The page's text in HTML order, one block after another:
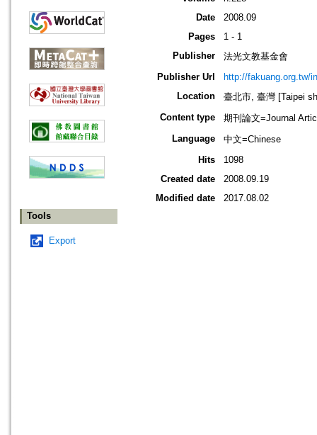
Tools
Export
Date
2008.09
Pages
1 - 1
Publisher
法光文教基金會
Publisher Url
http://fakuang.org.tw/
Location
臺北市, 臺灣 [Taipei
Content type
期刊論文=Journal
Language
中文=Chinese
Hits
1098
Created date
2008.09.19
Modified date
2017.08.02